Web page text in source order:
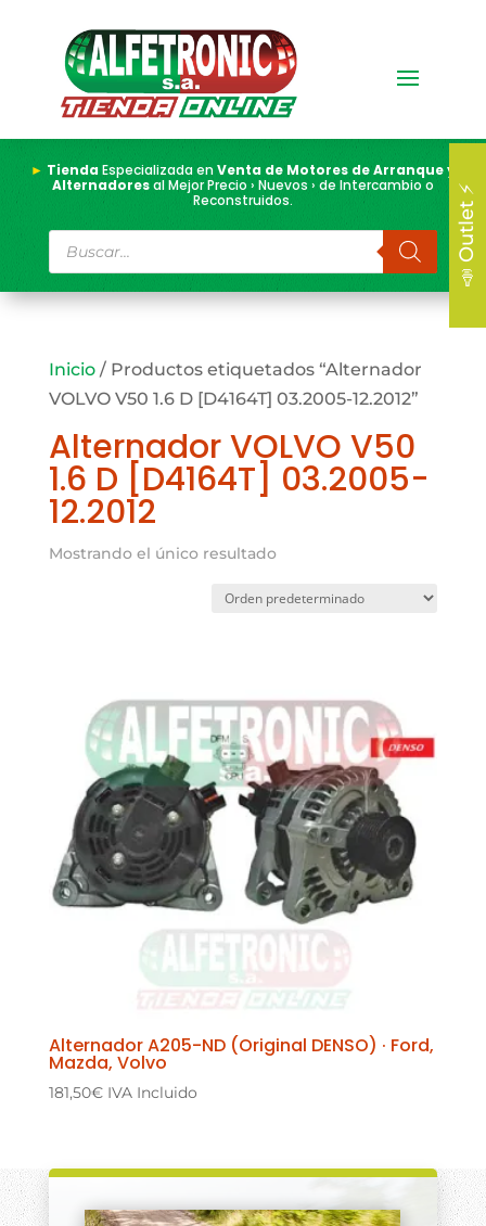
► TiendaEspecializada enVenta de Motores de Arranque y
Alternadoresal Mejor Precio › Nuevos › de Intercambio o
Reconstruidos.
Búsqueda
de
productos
Inicio/ Productos etiquetados “Alternador
VOLVO V50 1.6 D [D4164T] 03.2005-12.2012”
Alternador VOLVO V50
1.6 D [D4164T] 03.2005-
12.2012
Mostrando el único resultado
Alternador A205-ND (Original DENSO) · Ford,
Mazda, Volvo
181,50€ IVA Incluido
📣 Outlet ⚡